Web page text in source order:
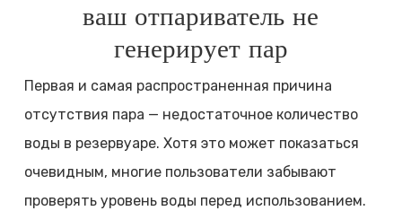
ваш отпариватель не
генерирует пар
Первая и самая распространенная причина
отсутствия пара — недостаточное количество
воды в резервуаре. Хотя это может показаться
очевидным, многие пользователи забывают
проверять уровень воды перед использованием.